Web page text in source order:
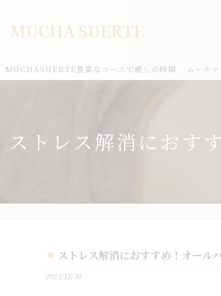
MUCHASUERTE豊富なコースで癒しの時間 ムーチ
ストレス解消におす
ストレス解消におすすめ！オール
2023/12/30